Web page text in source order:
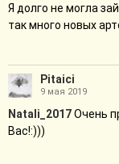
Я долго не могла
так много новых
Pitaici
9 мая 2019
Natali_2017Очень
Вас!:)))